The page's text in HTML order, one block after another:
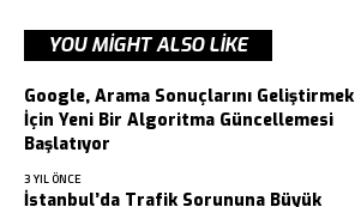
YOU MIGHT ALSO LIKE
Google, Arama Sonuçlarını Geliştirmek
İçin Yeni Bir Algoritma Güncellemesi
Başlatıyor
3 YIL ÖNCE
İstanbul’da Trafik Sorununa Büyük